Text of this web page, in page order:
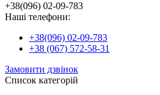
+38(096) 02-09-783
Наші телефони:
+38(096) 02-09-783
+38 (067) 572-58-31
Замовити дзвінок
Список категорій